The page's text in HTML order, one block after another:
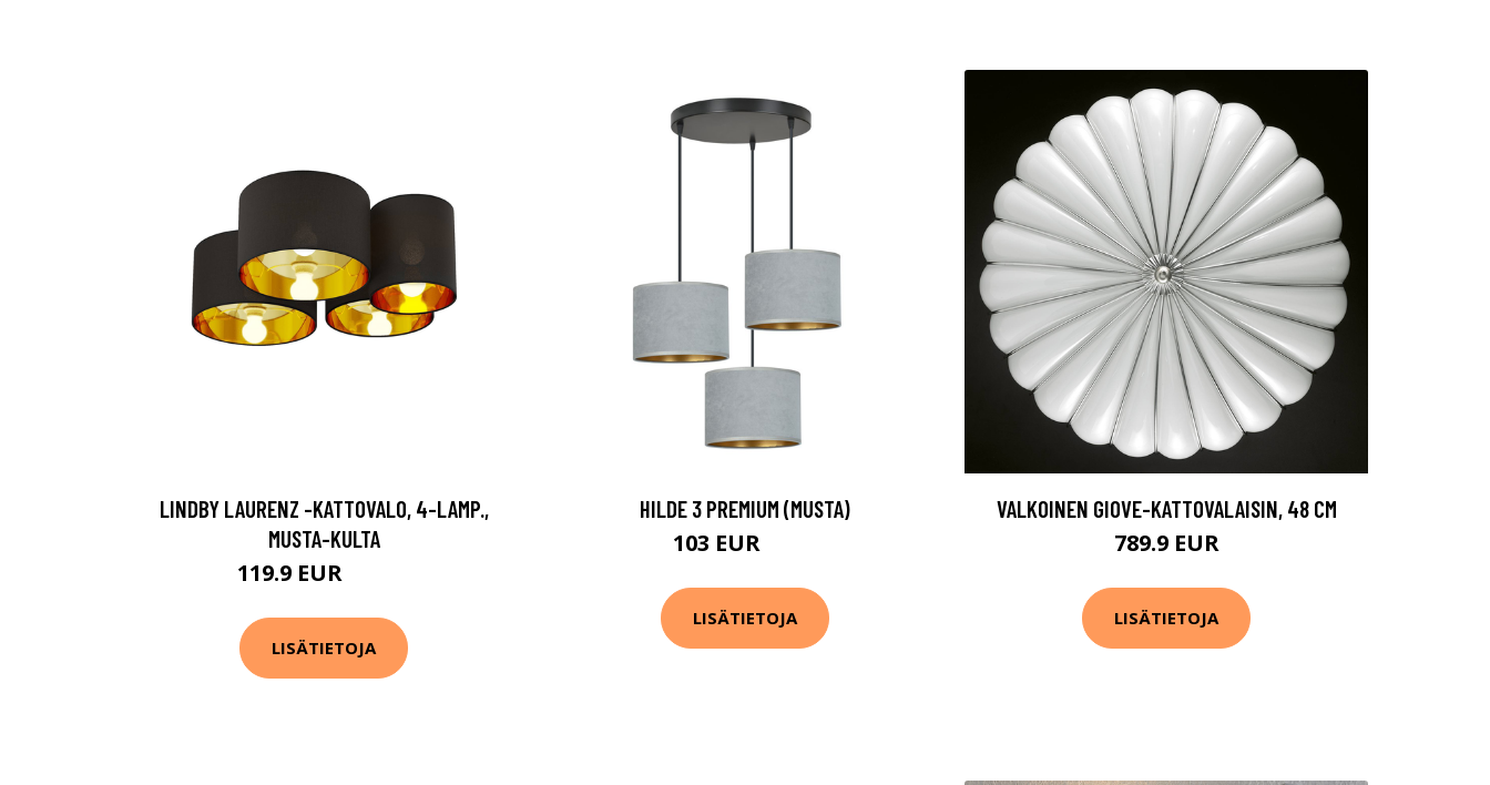
LINDBY LAURENZ -KATTOVALO, 4-LAMP.,
MUSTA-KULTA
119.9 EUR
LISÄTIETOJA
HILDE 3 PREMIUM (MUSTA)
103 EUR
LISÄTIETOJA
VALKOINEN GIOVE-KATTOVALAISIN, 48 CM
789.9 EUR
LISÄTIETOJA